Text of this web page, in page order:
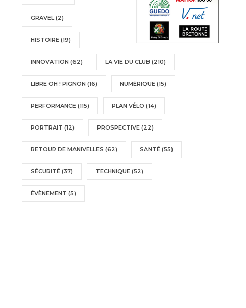
GRAVEL (2)
HISTOIRE (19)
INNOVATION (62) LA VIE DU CLUB (210)
LIBRE OH ! PIGNON (16) NUMÉRIQUE (15)
PERFORMANCE (115) PLAN VÉLO (14)
PORTRAIT (12) PROSPECTIVE (22)
RETOUR DE MANIVELLES (62) SANTÉ (55)
SÉCURITÉ (37) TECHNIQUE (52)
ÉVÈNEMENT (5)